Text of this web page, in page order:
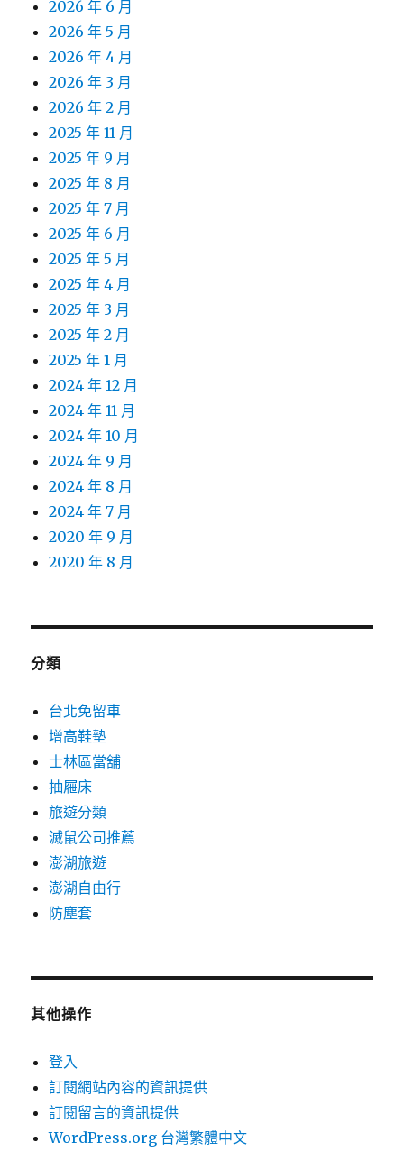
2026 年 6 月
2026 年 5 月
2026 年 4 月
2026 年 3 月
2026 年 2 月
2025 年 11 月
2025 年 9 月
2025 年 8 月
2025 年 7 月
2025 年 6 月
2025 年 5 月
2025 年 4 月
2025 年 3 月
2025 年 2 月
2025 年 1 月
2024 年 12 月
2024 年 11 月
2024 年 10 月
2024 年 9 月
2024 年 8 月
2024 年 7 月
2020 年 9 月
2020 年 8 月
分類
台北免留車
增高鞋墊
士林區當舖
抽屜床
旅遊分類
滅鼠公司推薦
澎湖旅遊
澎湖自由行
防塵套
其他操作
登入
訂閱網站內容的資訊提供
訂閱留言的資訊提供
WordPress.org 台灣繁體中文